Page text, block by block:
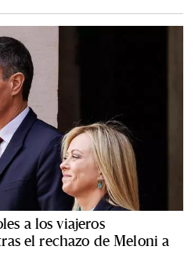
a los viajeros
el rechazo de Meloni a